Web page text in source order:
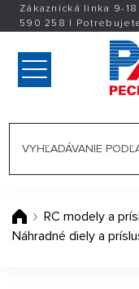
Zákaznická linka 9-
590 258 |
RC modely a
Náhradné diely a